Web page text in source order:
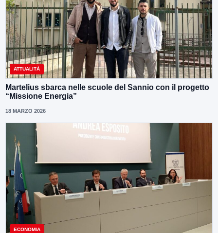
ATTUALITÀ
Martelius sbarca nelle scuole del Sannio con il progetto
“Missione Energia”
18 MARZO 2026
ECONOMIA